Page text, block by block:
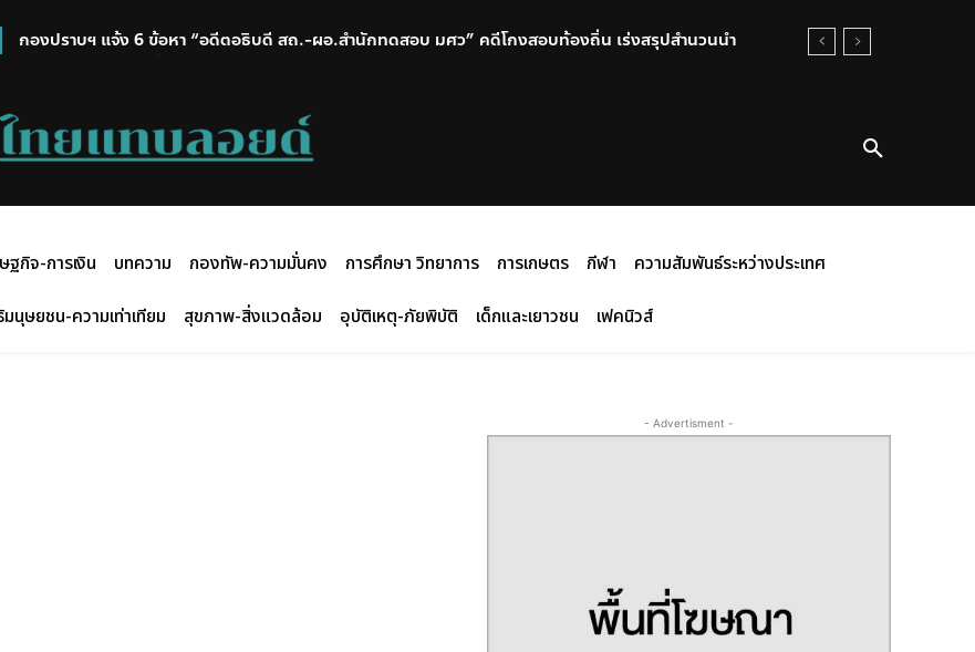
กองปราบฯ แจ้ง 6 ข้อหา “อดีตอธิบดี สถ.-ผอ.สำนักทดสอบ มศว” คดีโกงสอบท้องถิ่น เร่งสรุปสำนวนนำ
ฐกิจ-การเงิน บทความ กองทัพ-ความมั่นคง การศึกษา วิทยาการ การเกษตร กีฬา
ความสัมพันธ์ระหว่างประเทศ
นุษยชน-ความเท่าเทียม สุขภาพ-สิ่งแวดล้อม อุบัติเหตุ-ภัยพิบัติ เด็กและเยาวชน เฟคนิวส์
- Advertisment -